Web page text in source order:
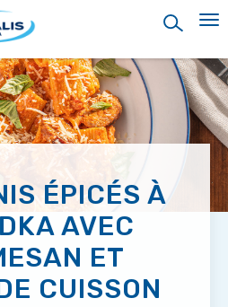
ÉPICÉS À
AVEC
ET
CUISSON